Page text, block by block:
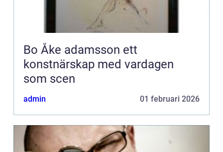
Bo Åke adamsson ett
konstnärskap med vardagen
som scen
admin 01 februari 2026